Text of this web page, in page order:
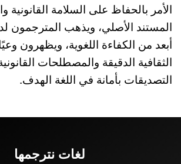
الأمر بالحفاظ على السلامة
المستند الأصلي، ويذهب المترجمون
أبعد من الكفاءة اللغوية، ويظهرون
الثقافية الدقيقة والمصطلحات
التصديقات بأمانة في اللغة الهدف.
لغات نترجمها